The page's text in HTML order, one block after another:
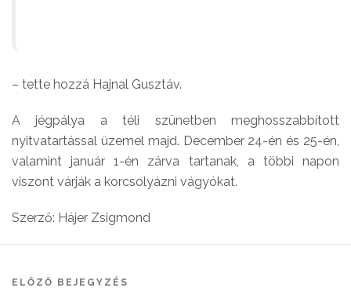
– tette hozzá Hajnal Gusztáv.
A jégpálya a téli szünetben meghosszabbított
nyitvatartással üzemel majd. December 24-én és 25-én,
valamint január 1-én zárva tartanak, a többi napon
viszont várják a korcsolyázni vágyókat.
Szerző: Hájer Zsigmond
ELŐZŐ BEJEGYZÉS